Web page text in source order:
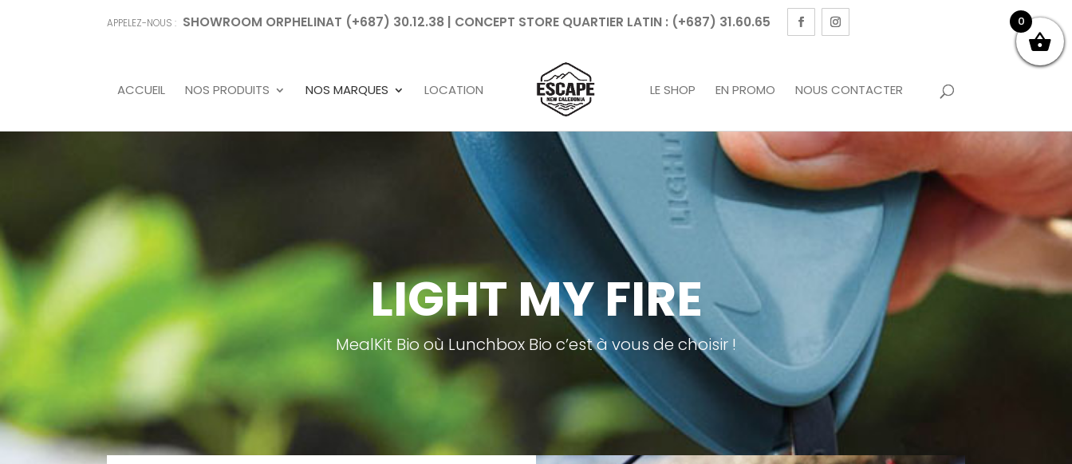
APPELEZ-NOUS : SHOWROOM ORPHELINAT (+687) 30.12.38 | CONCEPT STORE QUARTIER LATIN : (+687) 31.60.65
ACCUEIL NOS PRODUITS NOS MARQUES LOCATION LE SHOP EN PROMO NOUS CONTACTER
LIGHT MY FIRE
MealKit Bio où Lunchbox Bio c’est à vous de choisir !
0